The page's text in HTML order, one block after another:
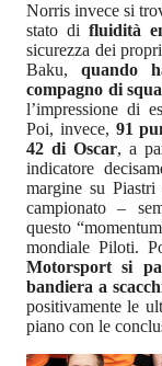
Norris invece si
stato di fluidità
sicurezza dei
Baku,quando
compagno di
l’impressione di
Poi, invece, 91
42 di Oscar, a
indicatore
margine su
campionato –
questo
mondiale Piloti.
Motorsport si
bandiera a
positivamente le
piano con le